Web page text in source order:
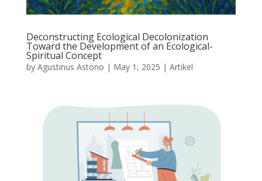
Deconstructing Ecological Decolonization
Toward the Development of an Ecological-
Spiritual Concept
by Agustinus Astono | May 1, 2025 | Artikel